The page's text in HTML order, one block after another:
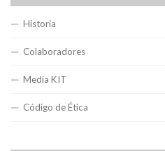
Historia
Colaboradores
Media KIT
Código de Ética